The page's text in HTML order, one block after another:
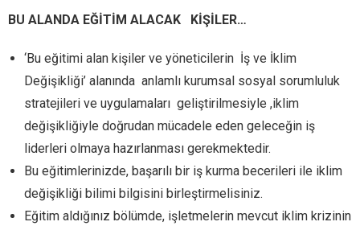
BU ALANDA EĞİTİM ALACAK KİŞİLER…
‘Bu eğitimi alan kişiler ve yöneticilerin İş ve İklim
Değişikliği’ alanında anlamlı kurumsal sosyal sorumluluk
stratejileri ve uygulamaları geliştirilmesiyle ,iklim
değişikliğiyle doğrudan mücadele eden geleceğin iş
liderleri olmaya hazırlanması gerekmektedir.
Bu eğitimlerinizde, başarılı bir iş kurma becerileri ile iklim
değişikliği bilimi bilgisini birleştirmelisiniz.
Eğitim aldığınız bölümde, işletmelerin mevcut iklim krizinin